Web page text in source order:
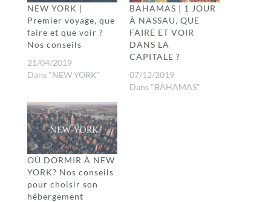
NEW YORK |
Premier voyage, que
faire et que voir ?
Nos conseils
21/04/2019
Dans "NEW YORK"
BAHAMAS | 1 JOUR
À NASSAU, QUE
FAIRE ET VOIR
DANS LA
CAPITALE ?
07/12/2019
Dans "BAHAMAS"
OÙ DORMIR À NEW
YORK? Nos conseils
pour choisir son
hébergement